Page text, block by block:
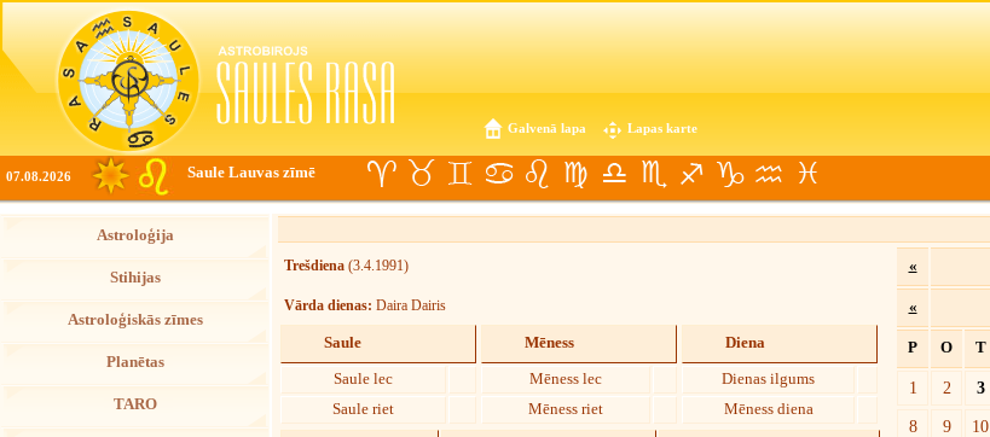
Galvenā lapa Lapas karte
07.08.2026 Saule Lauvas zīmē
Astroloģija
Stihijas
Astroloģiskās zīmes
Planētas
TARO
Trešdiena (3.4.1991)
Vārda dienas: Daira Dairis
Saule
Saule lec
Saule riet
Mēness
Mēness lec
Mēness riet
Diena
Dienas ilgums
Mēness diena
«
«
P O T
1 2 3
8
9 10